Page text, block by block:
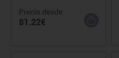
Precio desde
81.22€